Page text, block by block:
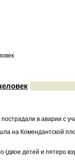
в аварии с
на Комендантской
детей и пятеро